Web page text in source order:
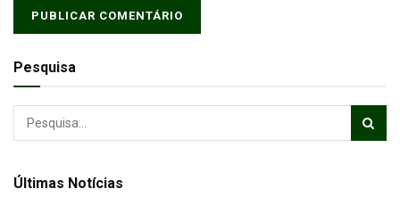
Pesquisa
Últimas Notícias